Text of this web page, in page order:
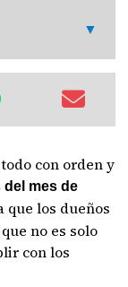
con orden y
mes de
que los dueños
no es solo
con los